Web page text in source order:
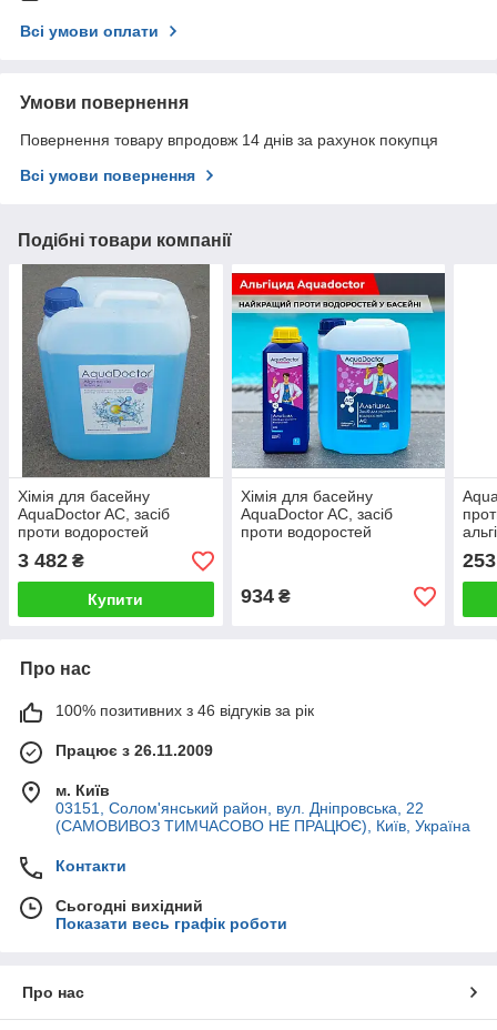
Всі умови оплати
Умови повернення
Повернення товару впродовж 14 днів за рахунок покупця
Всі умови повернення
Подібні товари компанії
Хімія для басейну
AquaDoctor AC, засіб
проти водоростей
альгіцид (20 л)
3 482 ₴
Купити
Хімія для басейну
AquaDoctor AC, засіб
проти водоростей
934₴
253
Про нас
100% позитивних з 46 відгуків за рік
Працює з 26.11.2009
м. Київ
03151, Солом'янський район, вул. Дніпровська, 22
(САМОВИВОЗ ТИМЧАСОВО НЕ ПРАЦЮЄ), Київ, Україна
Контакти
Сьогодні вихідний
Показати весь графік роботи
Про нас